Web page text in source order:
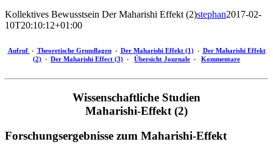
Kollektives Bewusstsein Der Maharishi Effekt (2)stephan2017-02-
10T20:10:12+01:00
Aufruf ‧ Theoretische Grundlagen‧ Der Maharishi Effekt (1)‧ Der Maharishi Effekt
(2) ‧ Der Maharishi Effect (3) ‧ Übersicht Journale ‧ Kommentare
Wissenschaftliche Studien
Maharishi-Effekt (2)
Forschungsergebnisse zum Maharishi-Effekt